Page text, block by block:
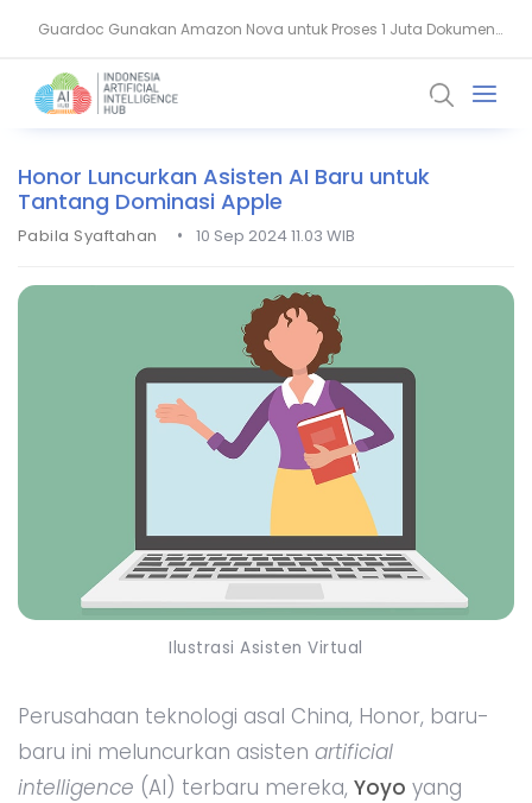
Guardoc Gunakan Amazon Nova untuk Proses 1 Juta Dokumen
Agentic Hospital, Strategi Salesforce Ubah Layanan Kesehatan
Honor Luncurkan Asisten AI Baru untuk
Tantang Dominasi Apple
Pabila Syaftahan • 10 Sep 2024 11.03 WIB
Ilustrasi Asisten Virtual
Perusahaan teknologi asal China, Honor, baru-
baru ini meluncurkan asisten artificial
intelligence (AI) terbaru mereka, Yoyo yang